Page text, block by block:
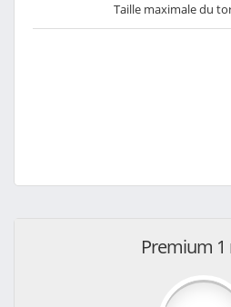
Taille maximale du
Premium 1